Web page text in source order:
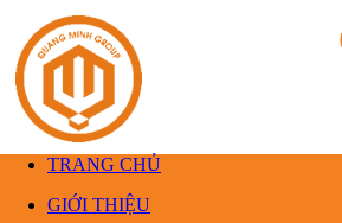
TRANG CHỦ
GIỚI THIỆU